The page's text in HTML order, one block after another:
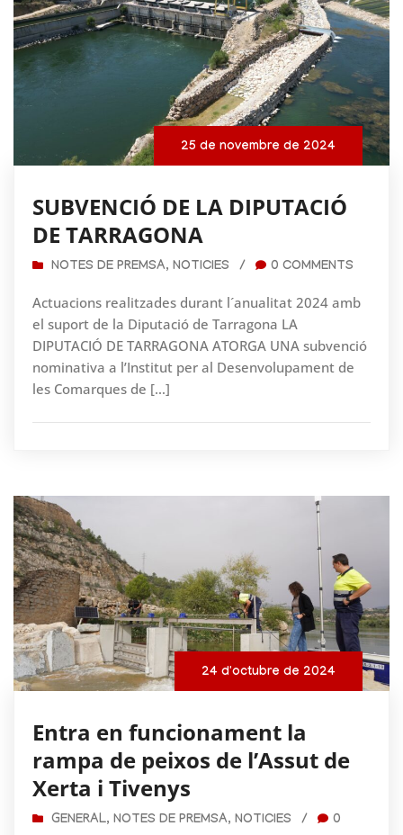
25 de novembre de 2024
SUBVENCIÓ DE LA DIPUTACIÓ
DE TARRAGONA
NOTES DE PREMSA, NOTICIES / 0 COMMENTS
Actuacions realitzades durant l´anualitat 2024 amb
el suport de la Diputació de Tarragona LA
DIPUTACIÓ DE TARRAGONA ATORGA UNA subvenció
nominativa a l’Institut per al Desenvolupament de
les Comarques de […]
24 d'octubre de 2024
Entra en funcionament la
rampa de peixos de l’Assut de
Xerta i Tivenys
GENERAL, NOTES DE PREMSA, NOTICIES /
0